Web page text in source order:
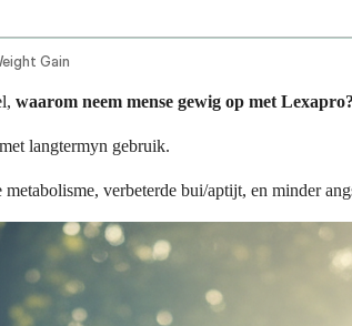
Gain
waarom neem mense gewig op met Lexapro?
langtermyn gebruik.
verbeterde bui/aptijt, en minder